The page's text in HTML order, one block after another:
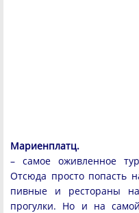
Мариенплатц.
– самое оживленное
Отсюда просто попасть
пивные и рестораны
прогулки. Но и на